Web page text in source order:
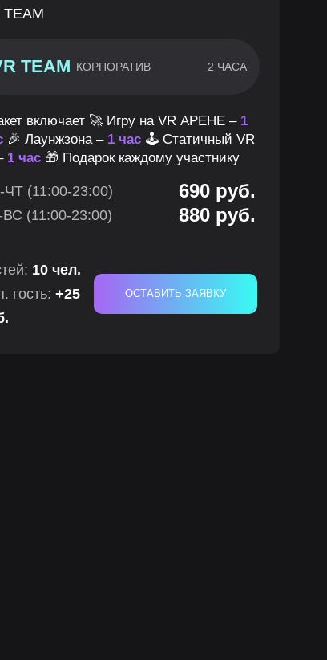
TEAM КОРПОРАТИВ 2 ЧАСА
включает 🚀 Игру на VR АРЕНЕ – 1
🎉 Лаунжзона – 1 час🕹 Статичный VR
1 час🎁 Подарок каждому участнику
(11:00-23:00) 690 руб.
(11:00-23:00) 880 руб.
10 чел.
гость:+25
ОСТАВИТЬ ЗАЯВКУ